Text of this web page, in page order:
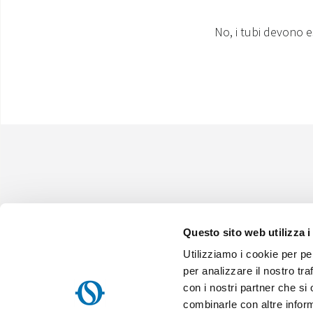
Questo sito web utilizza i
Utilizziamo i cookie per
per analizzare il nostro
con i nostri partner che si
combinarle con altre
No, i tubi devono
Via Industriale 1/3 25060 Cellatica (BS), Italy -
Sede Operativa:
Via Industriale 1/3 25060 Cellatica (BS), Italy -
Sede Logistica:
Via XXV Aprile, 46, 42044 Gualtieri (RE), Italy -
P.IVA IT 00260750351 - Cod. Destinatario: SN4CSRI - Cap. Soc.